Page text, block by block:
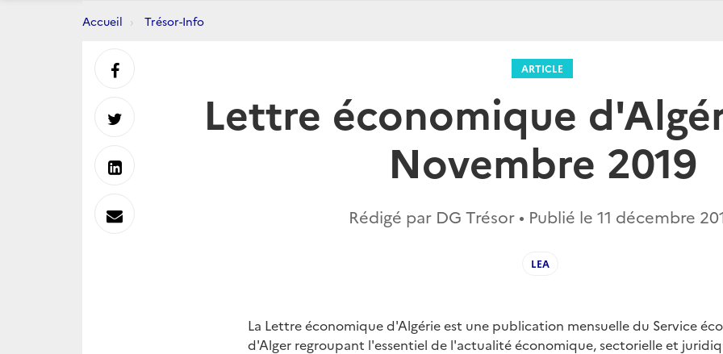
Accueil Trésor-Info
ARTICLE
Lettre économique
Novembre 2019
Rédigé par DG Trésor • Publié le 11 décembre
LEA
La Lettre économique d'Algérie est une publication mensuelle du Service
d'Alger regroupant l'essentiel de l'actualité économique, sectorielle et
Partager
sur
Partager
sur
Partager
sur
Envoyer